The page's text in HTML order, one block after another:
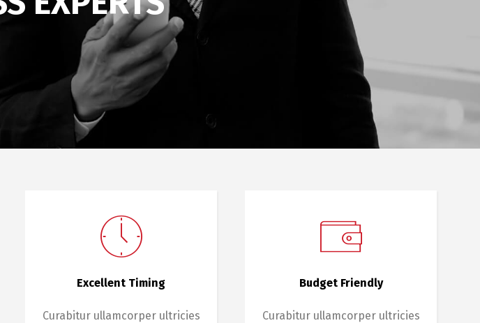
Excellent Timing
Curabitur ullamcorper ultricies
Budget Friendly
Curabitur ullamcorper ultricies